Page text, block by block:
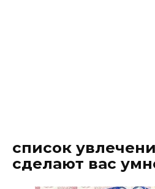
список
сделают вас